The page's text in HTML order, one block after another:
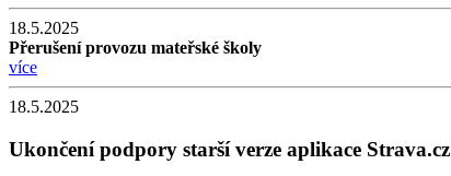
18.5.2025
Přerušení provozu mateřské školy
více
18.5.2025
Ukončení podpory starší verze aplikace Strava.cz